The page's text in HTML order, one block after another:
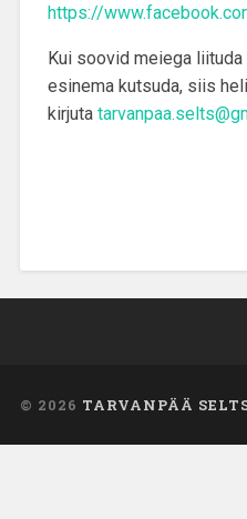
https://
Kui soovid meiega
esinema kutsuda, siis
kirjuta
© 2026 TARVANPÄÄ